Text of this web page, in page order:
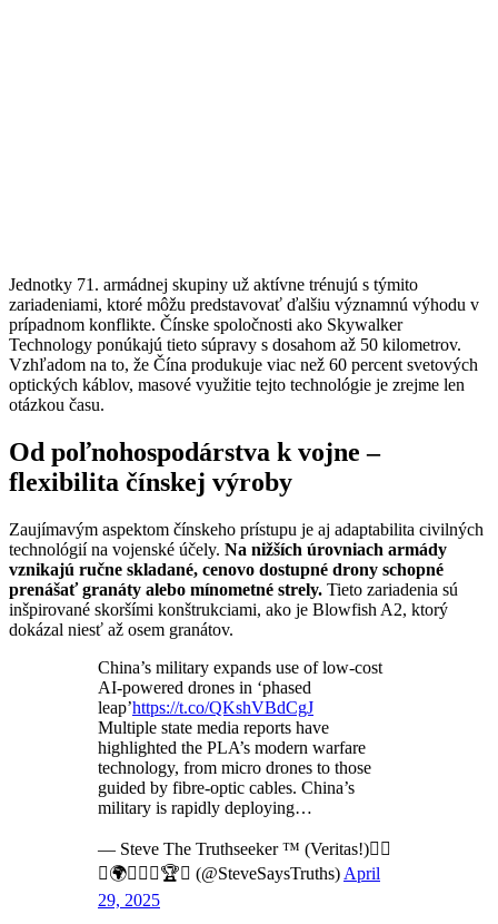
Jednotky 71. armádnej skupiny už aktívne trénujú s týmito
zariadeniami, ktoré môžu predstavovať ďalšiu významnú výhodu v
prípadnom konflikte. Čínske spoločnosti ako Skywalker
Technology ponúkajú tieto súpravy s dosahom až 50 kilometrov.
Vzhľadom na to, že Čína produkuje viac než 60 percent svetových
optických káblov, masové využitie tejto technológie je zrejme len
otázkou času.
Od poľnohospodárstva k vojne –
flexibilita čínskej výroby
Zaujímavým aspektom čínskeho prístupu je aj adaptabilita civilných
technológií na vojenské účely. Na nižších úrovniach armády
vznikajú ručne skladané, cenovo dostupné drony schopné
prenášať granáty alebo mínometné strely. Tieto zariadenia sú
inšpirované skoršími konštrukciami, ako je Blowfish A2, ktorý
dokázal niesť až osem granátov.
China’s military expands use of low-cost
AI-powered drones in ‘phased
leap’https://t.co/QKshVBdCgJ
Multiple state media reports have
highlighted the PLA’s modern warfare
technology, from micro drones to those
guided by fibre-optic cables. China’s
military is rapidly deploying…
— Steve The Truthseeker ™ (Veritas!)👍🏻
☮️🌍✌🏻⚖️🏆✨ (@SteveSaysTruths) April
29, 2025